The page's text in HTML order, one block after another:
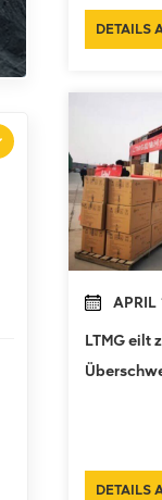
DETAILS
LTMG eilt
DETAILS